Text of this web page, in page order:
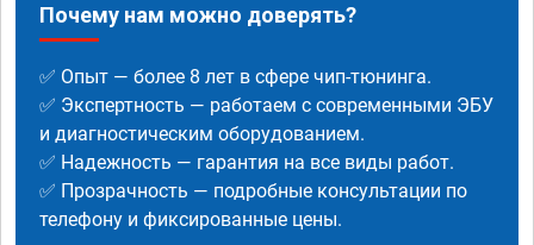
Почему нам можно доверять?
✅ Опыт — более 8 лет в сфере чип-тюнинга.
✅ Экспертность — работаем с современными ЭБУ
и диагностическим оборудованием.
✅ Надежность — гарантия на все виды работ.
✅ Прозрачность — подробные консультации по
телефону и фиксированные цены.